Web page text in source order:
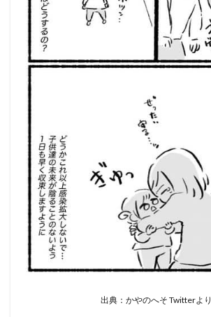
出典：かやのへそ Twitterより